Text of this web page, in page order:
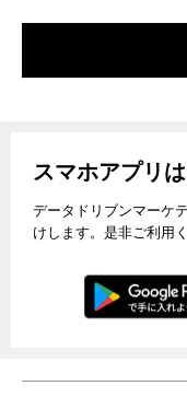
スマホアプリ
データドリブンマーケ
けします。是非ご利用